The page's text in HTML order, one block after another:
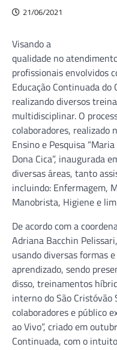
21/06/2021
Visando a
qualidade no
profissionais envolvidos
Educação Continuada do
realizando diversos
multidisciplinar. O
colaboradores, realizado
Ensino e Pesquisa
Dona Cica”, inaugurada
diversas áreas, tanto
incluindo: Enfermagem,
Manobrista, Higiene e
De acordo com a
Adriana Bacchin
usando diversas formas
aprendizado, sendo
disso, treinamentos
interno do São Cristóvão
colaboradores e público
ao Vivo”, criado em
Continuada, com o